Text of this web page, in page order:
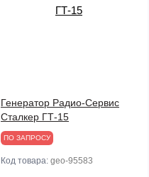
Генератор Радио-Сервис
Сталкер ГТ-15
ПО ЗАПРОСУ
Код товара: geo-95583